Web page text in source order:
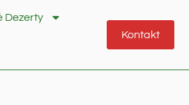
Dezerty
Kontakt